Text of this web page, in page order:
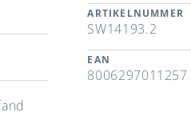
ARTIKELNUMMER
SW14193.2
EAN
8006297011257